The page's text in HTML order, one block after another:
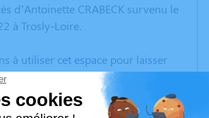
d’Antoinette CRABECK survenu le
à Trosly-Loire.
à utiliser cet espace pour laisser
partager des photos souvenirs, une
vos pensées à travers des
Cet endroit est un lieu